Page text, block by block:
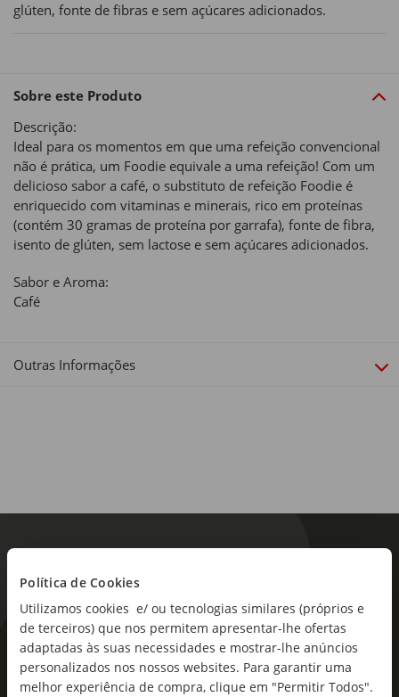
Política de Cookies
Utilizamos cookies e/ ou tecnologias similares (próprios e
de terceiros) que nos permitem apresentar-lhe ofertas
adaptadas às suas necessidades e mostrar-lhe anúncios
personalizados nos nossos websites. Para garantir uma
melhor experiência de compra, clique em "Permitir Todos".
glúten, fonte de fibras e sem açúcares adicionados.
Sobre este Produto
Descrição:
Ideal para os momentos em que uma refeição convencional
não é prática, um Foodie equivale a uma refeição! Com um
delicioso sabor a café, o substituto de refeição Foodie é
enriquecido com vitaminas e minerais, rico em proteínas
(contém 30 gramas de proteína por garrafa), fonte de fibra,
isento de glúten, sem lactose e sem açúcares adicionados.
Sabor e Aroma:
Café
Outras Informações
As novidades mais frescas no
seu e-mail!